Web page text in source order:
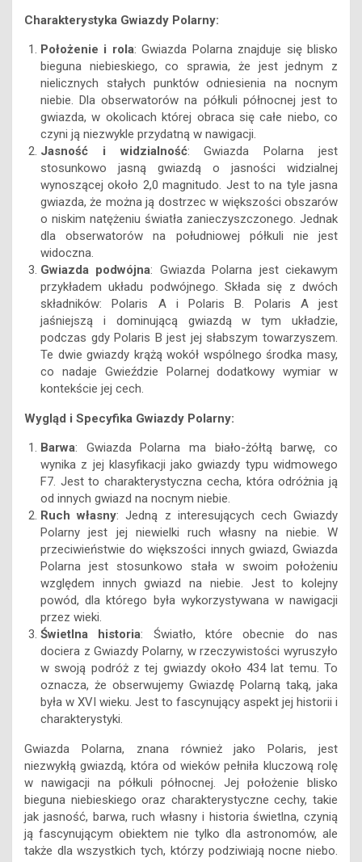
Charakterystyka Gwiazdy Polarny:
Położenie i rola: Gwiazda Polarna znajduje się blisko
bieguna niebieskiego, co sprawia, że jest jednym z
nielicznych stałych punktów odniesienia na nocnym
niebie. Dla obserwatorów na półkuli północnej jest to
gwiazda, w okolicach której obraca się całe niebo, co
czyni ją niezwykle przydatną w nawigacji.
Jasność i widzialność: Gwiazda Polarna jest
stosunkowo jasną gwiazdą o jasności widzialnej
wynoszącej około 2,0 magnitudo. Jest to na tyle jasna
gwiazda, że można ją dostrzec w większości obszarów
o niskim natężeniu światła zanieczyszczonego. Jednak
dla obserwatorów na południowej półkuli nie jest
widoczna.
Gwiazda podwójna: Gwiazda Polarna jest ciekawym
przykładem układu podwójnego. Składa się z dwóch
składników: Polaris A i Polaris B. Polaris A jest
jaśniejszą i dominującą gwiazdą w tym układzie,
podczas gdy Polaris B jest jej słabszym towarzyszem.
Te dwie gwiazdy krążą wokół wspólnego środka masy,
co nadaje Gwieździe Polarnej dodatkowy wymiar w
kontekście jej cech.
Wygląd i Specyfika Gwiazdy Polarny:
Barwa: Gwiazda Polarna ma biało-żółtą barwę, co
wynika z jej klasyfikacji jako gwiazdy typu widmowego
F7. Jest to charakterystyczna cecha, która odróżnia ją
od innych gwiazd na nocnym niebie.
Ruch własny: Jedną z interesujących cech Gwiazdy
Polarny jest jej niewielki ruch własny na niebie. W
przeciwieństwie do większości innych gwiazd, Gwiazda
Polarna jest stosunkowo stała w swoim położeniu
względem innych gwiazd na niebie. Jest to kolejny
powód, dla którego była wykorzystywana w nawigacji
przez wieki.
Świetlna historia: Światło, które obecnie do nas
dociera z Gwiazdy Polarny, w rzeczywistości wyruszyło
w swoją podróż z tej gwiazdy około 434 lat temu. To
oznacza, że obserwujemy Gwiazdę Polarną taką, jaka
była w XVI wieku. Jest to fascynujący aspekt jej historii i
charakterystyki.
Gwiazda Polarna, znana również jako Polaris, jest
niezwykłą gwiazdą, która od wieków pełniła kluczową rolę
w nawigacji na półkuli północnej. Jej położenie blisko
bieguna niebieskiego oraz charakterystyczne cechy, takie
jak jasność, barwa, ruch własny i historia świetlna, czynią
ją fascynującym obiektem nie tylko dla astronomów, ale
także dla wszystkich tych, którzy podziwiają nocne niebo.